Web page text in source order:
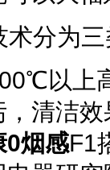
术分为
以上
清洁
0烟感F1